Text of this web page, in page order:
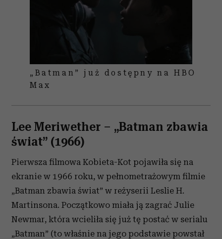
„Batman” już dostępny na HBO
Max
Lee Meriwether – „Batman zbawia
świat” (1966)
Pierwsza filmowa Kobieta-Kot pojawiła się na
ekranie w 1966 roku, w pełnometrażowym filmie
„Batman zbawia świat” w reżyserii Leslie H.
Martinsona. Początkowo miała ją zagrać Julie
Newmar, która wcieliła się już tę postać w serialu
„Batman” (to właśnie na jego podstawie powstał